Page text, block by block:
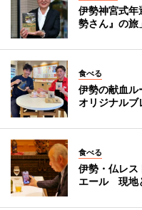
伊勢神宮式
勢さん』の旅
食べる
伊勢の献血ル
オリジナルブ
食べる
伊勢・仏レス
エール 現地